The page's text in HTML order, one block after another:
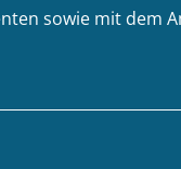
sowie mit dem